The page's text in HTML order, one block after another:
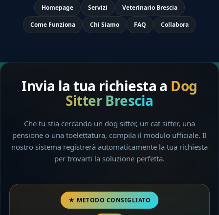
Homepage Servizi Veterinario Brescia
Come Funziona Chi Siamo FAQ Collabora
Invia la tua richiesta a Dog
Sitter Brescia
Che tu stia cercando un dog sitter, un cat sitter, una
pensione o una toelettatura, compila il modulo ufficiale. Il
nostro sistema registrerà automaticamente la tua richiesta
per trovarti la soluzione perfetta.